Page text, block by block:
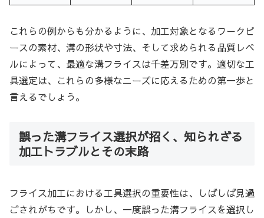
これらの例からも分かるように、加工対象となるワークピ
ースの素材、溝の形状や寸法、そして求められる品質レベ
ルによって、最適な溝フライスは千差万別です。適切な工
具選定は、これらの多様なニーズに応えるための第一歩と
言えるでしょう。
誤った溝フライス選択が招く、知られざる
加工トラブルとその末路
フライス加工における工具選択の重要性は、しばしば見過
ごされがちです。しかし、一度誤った溝フライスを選択し